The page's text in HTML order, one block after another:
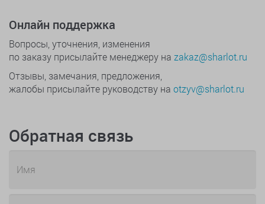
Онлайн поддержка
Вопросы, уточнения, изменения
по заказу присылайте менеджеру на zakaz@sharlot.ru
Отзывы, замечания, предложения,
жалобы присылайте руководству на otzyv@sharlot.ru
Обратная связь